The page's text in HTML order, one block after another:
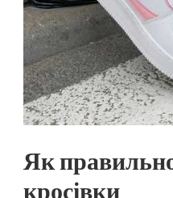
Як
кросівки